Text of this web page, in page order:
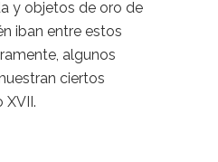
y objetos de oro de
iban entre estos
algunos
ciertos
XVII.